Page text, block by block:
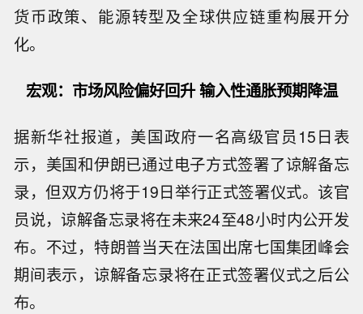
货币政策、能源转型及全球供应链重构展开分
化。
宏观： 市场风险偏好回升 输入性通胀预期降温
据新华社报道，美国政府一名高级官员15日表
示，美国和伊朗已通过电子方式签署了谅解备忘
录，但双方仍将于19日举行正式签署仪式。该官
员说，谅解备忘录将在未来24至48小时内公开发
布。不过，特朗普当天在法国出席七国集团峰会
期间表示，谅解备忘录将在正式签署仪式之后公
布。